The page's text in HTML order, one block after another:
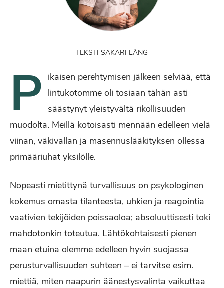
TEKSTI SAKARI LÅNG
P ikaisen perehtymisen jälkeen selviää, että
lintukotomme oli tosiaan tähän asti
säästynyt yleistyvältä rikollisuuden
muodolta. Meillä kotoisasti mennään edelleen vielä
viinan, väkivallan ja masennuslääkityksen ollessa
primääriuhat yksilölle.
Nopeasti mietittynä turvallisuus on psykologinen
kokemus omasta tilanteesta, uhkien ja reagointia
vaativien tekijöiden poissaoloa; absoluuttisesti toki
mahdotonkin toteutua. Lähtökohtaisesti pienen
maan etuina olemme edelleen hyvin suojassa
perusturvallisuuden suhteen – ei tarvitse esim.
miettiä, miten naapurin äänestysvalinta vaikuttaa